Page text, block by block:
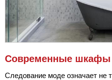
Современные шкафы
Следование моде означает не